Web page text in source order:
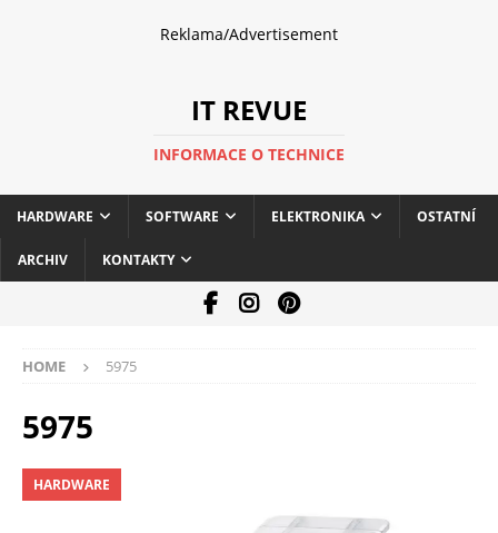
Reklama/Advertisement
IT REVUE
INFORMACE O TECHNICE
HARDWARE SOFTWARE ELEKTRONIKA OSTATNÍ
ARCHIV KONTAKTY
HOME 5975
5975
HARDWARE